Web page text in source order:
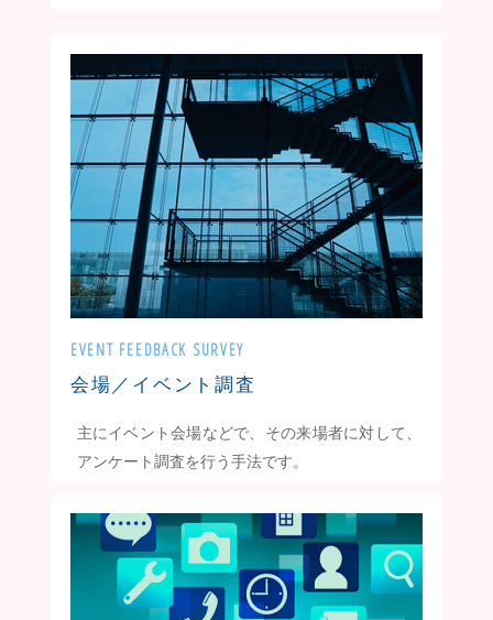
EVENT FEEDBACK SURVEY
会場／イベント調査
主にイベント会場などで、その来場者に対して、
アンケート調査を行う手法です。